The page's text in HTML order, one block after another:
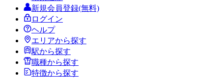
新規会員登録(無料)
ログイン
ヘルプ
エリアから探す
駅から探す
職種から探す
特徴から探す